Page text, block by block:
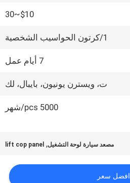
$10~30
1/كرتون الحواسيب الشخصية
7 أيام عمل
ت، ويسترن يونيون، بايبال، لك
5000 pcs/شهر
مصعد سيارة لوحة التشغيل,
lift cop panel
افضل سعر